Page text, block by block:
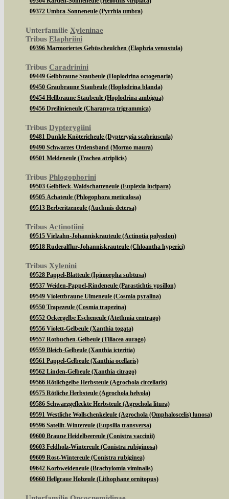
09372 Umbra-Sonneneule (Pyrrhia umbra)
Unterfamilie Xyleninae
Tribus Elaphriini
09396 Marmoriertes Gebüscheulchen (Elaphria venustula)
Tribus Caradrinini
09449 Gelbbraune Staubeule (Hoplodrina octogenaria)
09450 Graubraune Staubeule (Hoplodrina blanda)
09454 Hellbraune Staubeule (Hoplodrina ambigua)
09456 Dreilinieneule (Charanyca trigrammica)
Tribus Dypterygiini
09481 Dunkle Knötericheule (Dypterygia scabriuscula)
09490 Schwarzes Ordensband (Mormo maura)
09501 Meldeneule (Trachea atriplicis)
Tribus Phlogophorini
09503 Gelbfleck-Waldschatteneule (Euplexia lucipara)
09505 Achateule (Phlogophora meticulosa)
09513 Berberitzeneule (Auchmis detersa)
Tribus Actinotiini
09515 Vielzahn-Johanniskrauteule (Actinotia polyodon)
09518 Ruderalflur-Johanniskrauteule (Chloantha hyperici)
Tribus Xylenini
09528 Pappel-Blatteule (Ipimorpha subtusa)
09537 Weiden-Pappel-Rindeneule (Parastichtis ypsillon)
09549 Violettbraune Ulmeneule (Cosmia pyralina)
09550 Trapezeule (Cosmia trapezina)
09552 Ockergelbe Escheneule (Atethmia centrago)
09556 Violett-Gelbeule (Xanthia togata)
09557 Rotbuchen-Gelbeule (Tiliacea aurago)
09559 Bleich-Gelbeule (Xanthia icteritia)
09561 Pappel-Gelbeule (Xanthia ocellaris)
09562 Linden-Gelbeule (Xanthia citrago)
09566 Rötlichgelbe Herbsteule (Agrochola circellaris)
09575 Rötliche Herbsteule (Agrochola helvola)
09586 Schwarzgefleckte Herbsteule (Agrochola litura)
09591 Westliche Wollschenkeleule (Agrochola (Omphaloscelis) lunosa)
09596 Satellit-Wintereule (Eupsilia transversa)
09600 Braune Heidelbeereule (Conistra vaccinii)
09603 Feldholz-Wintereule (Conistra rubiginosa)
09609 Rost-Wintereule (Conistra rubiginea)
09642 Korbweideneule (Brachylomia viminalis)
09660 Hellgraue Holzeule (Lithophane ornitopus)